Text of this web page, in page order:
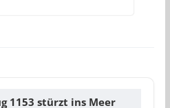
1153 stürzt ins Meer